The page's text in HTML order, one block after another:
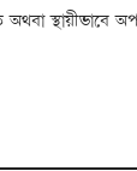
স্থায়ীভাবে